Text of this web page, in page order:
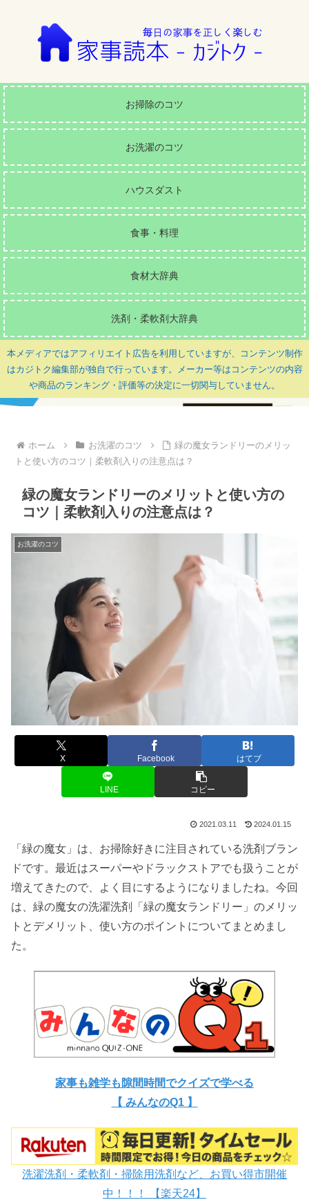
お掃除のコツ
お洗濯のコツ
ハウスダスト
食事・料理
食材大辞典
洗剤・柔軟剤大辞典
本メディアではアフィリエイト広告を利用していますが、コンテンツ制作
はカジトク編集部が独自で行っています。メーカー等はコンテンツの内容
や商品のランキング・評価等の決定に一切関与していません。
ホーム お洗濯のコツ
緑の魔女ランドリーのメリッ
トと使い方のコツ｜柔軟剤入りの注意点は？
緑の魔女ランドリーのメリットと使い方の
コツ｜柔軟剤入りの注意点は？
お洗濯のコツ
X Facebook はてブ
LINE コピー
2021.03.11 2024.01.15
「緑の魔女」は、お掃除好きに注目されている洗剤ブラン
ドです。最近はスーパーやドラックストアでも扱うことが
増えてきたので、よく目にするようになりましたね。今回
は、緑の魔女の洗濯洗剤「緑の魔女ランドリー」のメリッ
トとデメリット、使い方のポイントについてまとめまし
た。
家事も雑学も隙間時間でクイズで学べる
【 みんなのQ1 】
洗濯洗剤・柔軟剤・掃除用洗剤など、お買い得市開催
中！！！ 【楽天24】